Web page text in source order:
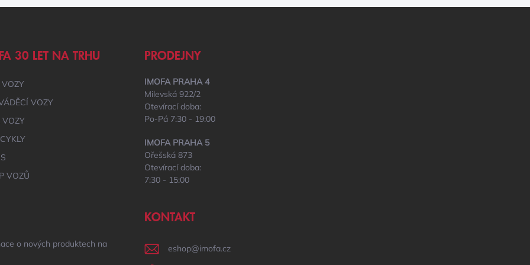
30 LET NA TRHU
VOZY
VOZY
VOZŮ
PRODEJNY
IMOFA PRAHA 4
Milevská 922/2
Otevírací doba:
Po-Pá 7:30 - 19:00
IMOFA PRAHA 5
Ořešská 873
Otevírací doba:
7:30 - 15:00
o nových produktech na
KONTAKT
eshop@imofa.cz